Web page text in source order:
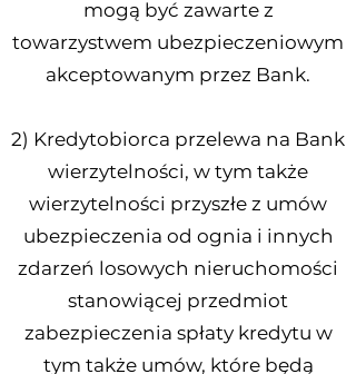
mogą być zawarte z
towarzystwem ubezpieczeniowym
akceptowanym przez Bank.
2) Kredytobiorca przelewa na Bank
wierzytelności, w tym także
wierzytelności przyszłe z umów
ubezpieczenia od ognia i innych
zdarzeń losowych nieruchomości
stanowiącej przedmiot
zabezpieczenia spłaty kredytu w
tym także umów, które będą